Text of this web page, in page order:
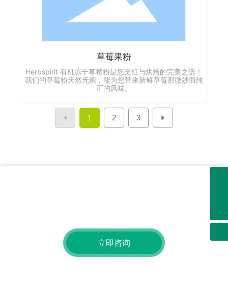
草莓果粉
Herbspirit 有机冻干草莓粉是您烹饪与烘焙的完美之选！
我们的草莓粉天然无糖，能为您带来新鲜草莓那微妙而纯
正的风味。
1 2 3
立即咨询